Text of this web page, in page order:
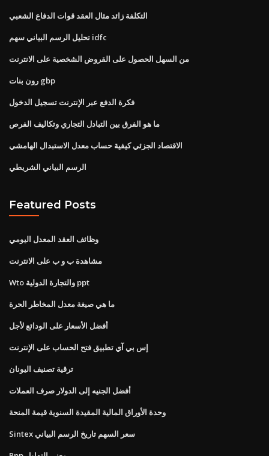
التكلفة زائد مثال العقد قوات الدفاع الشعبي
تحليل الرسم البياني سهم idfc
من السهل الحصول على القروض الشخصية على الانترنت
رون بنات gbp
فكرة الدفع عبر الإنترنت تسجيل الدخول
ما هو الفرق بين التبادل التجاري وتكاليف الفرص
الاقتصاد الجزئي كيفية حساب معدل الاستبدال الهامشي
الرسم البياني الشريطي
Featured Posts
وظائف العقد المعدل اليومي
مشاهدة ب و ب على الانترنت
Wto والتجارة الدولية ppt
ما هي صيغة معدل المخاطر الحرة
أفضل الأسعار على الودائع لأجل
إس بي آي تطبيق فتح الحساب على الإنترنت
ترقية تصنيف اليونان
أفضل الجنيه إلى الدولار صرف العملات
وحدة الأوراق المالية المقيدة السنوية قيمة المنحة
Sintex سعر السهم تاريخ الرسم البياني